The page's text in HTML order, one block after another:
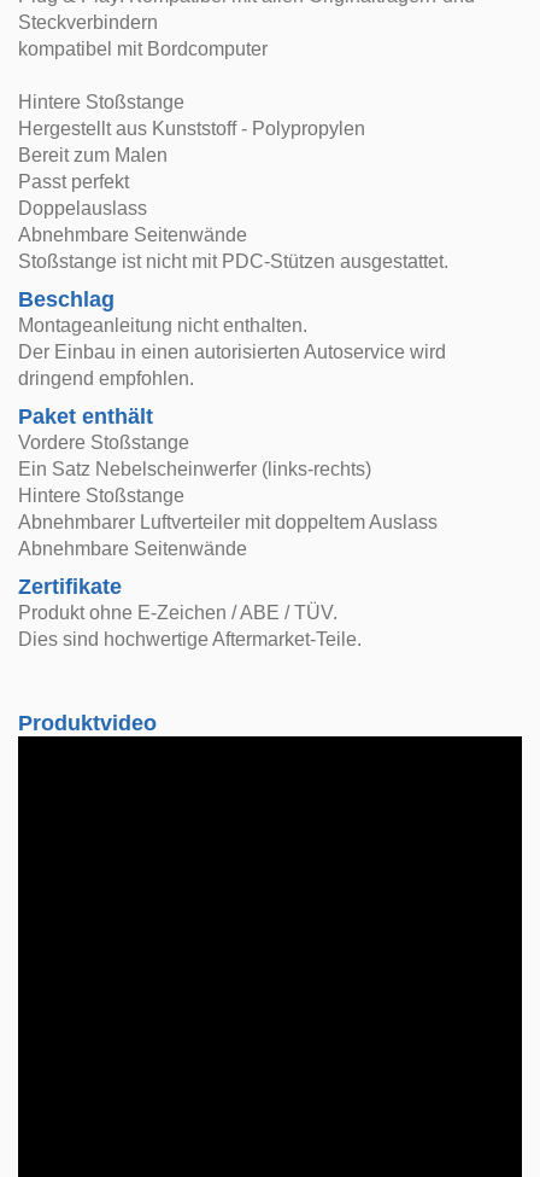
Steckverbindern
kompatibel mit Bordcomputer
Hintere Stoßstange
Hergestellt aus Kunststoff - Polypropylen
Bereit zum Malen
Passt perfekt
Doppelauslass
Abnehmbare Seitenwände
Stoßstange ist nicht mit PDC-Stützen ausgestattet.
Beschlag
Montageanleitung nicht enthalten.
Der Einbau in einen autorisierten Autoservice wird
dringend empfohlen.
Paket enthält
Vordere Stoßstange
Ein Satz Nebelscheinwerfer (links-rechts)
Hintere Stoßstange
Abnehmbarer Luftverteiler mit doppeltem Auslass
Abnehmbare Seitenwände
Zertifikate
Produkt ohne E-Zeichen / ABE / TÜV.
Dies sind hochwertige Aftermarket-Teile.
Produktvideo